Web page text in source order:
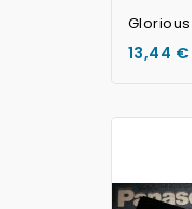
13,44 €